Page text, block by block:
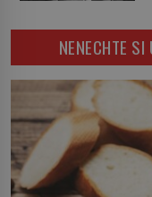
NENECHTE